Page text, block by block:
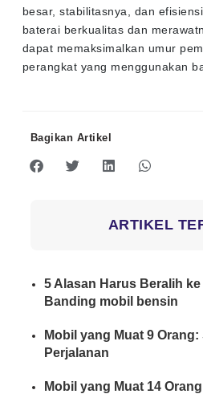
besar, stabilitasnya, dan
baterai berkualitas dan
dapat memaksimalkan umur
perangkat yang menggunakan
Bagikan Artikel
ARTIKEL
5 Alasan Harus Beralih
Banding mobil bensin
Mobil yang Muat 9
Perjalanan
Mobil yang Muat 14